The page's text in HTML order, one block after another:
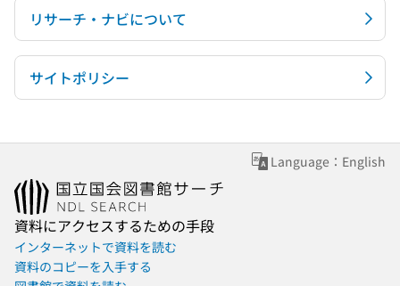
リサーチ・ナビについて
サイトポリシー
Language：English
資料にアクセスするための手段
インターネットで資料を読む
資料のコピーを入手する